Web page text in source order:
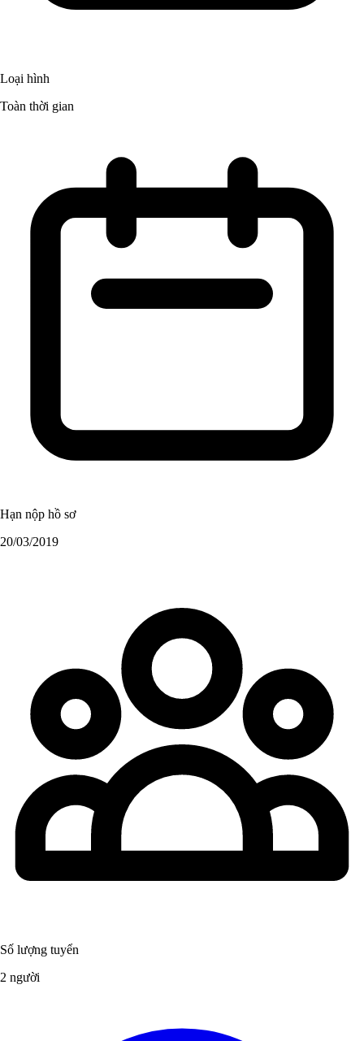
Loại hình
Toàn thời gian
Hạn nộp hồ sơ
20/03/2019
Số lượng tuyển
2 người